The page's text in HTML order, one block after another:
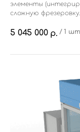
элементы
сложную фрезеровку.
5 045 000 р. / 1 шт